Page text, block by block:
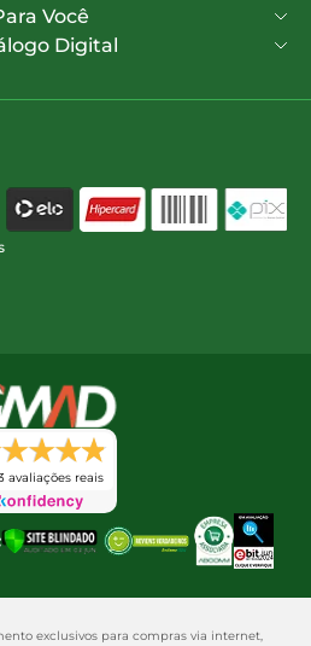
Você
Digital
avaliações reais
exclusivos para compras via internet,